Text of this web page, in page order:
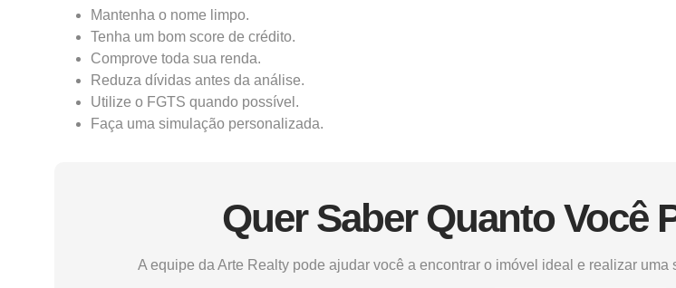
Mantenha o nome limpo.
Tenha um bom score de crédito.
Comprove toda sua renda.
Reduza dívidas antes da análise.
Utilize o FGTS quando possível.
Faça uma simulação personalizada.
Quer Saber Quanto Você
A equipe da Arte Realty pode ajudar você a encontrar o imóvel ideal e realizar